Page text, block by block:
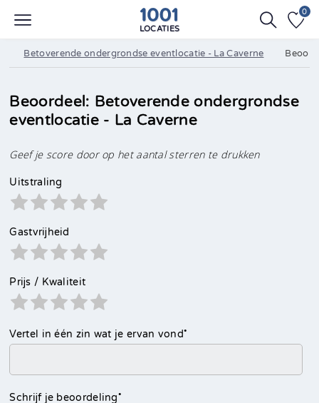
LOCATIES
0
Betoverende ondergrondse eventlocatie - La Caverne
Beoordeel: Betoverende ondergrondse
eventlocatie - La Caverne
Geef je score door op het aantal sterren te drukken
Uitstraling
Gastvrijheid
Prijs / Kwaliteit
Vertel in één zin wat je ervan vond•
Schrijf je beoordeling•